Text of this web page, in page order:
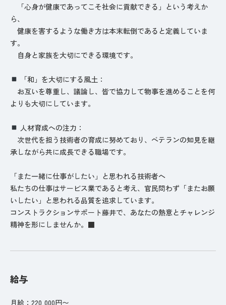
「心身が健康であってこそ社会に貢献できる」という考えか
ら、
健康を害するような働き方は本末転倒であると定義していま
す。
自身と家族を大切にできる環境です。
「和」を大切にする風土：
お互いを尊重し、議論し、皆で協力して物事を進めることを何
よりも大切にしています。
人材育成への注力：
次世代を担う技術者の育成に努めており、ベテランの知見を継
承しながら共に成長できる職場です。
「また一緒に仕事がしたい」と思われる技術者へ
私たちの仕事はサービス業であると考え、官民問わず「またお願
いしたい」と思われる品質を追求しています。
コンストラクションサポート藤井で、あなたの熱意とチャレンジ
精神を形にしませんか。■
給与
月給：220,000円〜